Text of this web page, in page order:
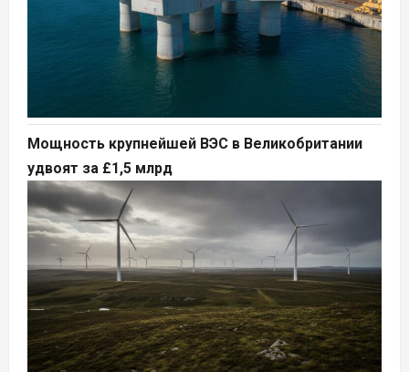
Мощность крупнейшей ВЭС в Великобритании
удвоят за £1,5 млрд